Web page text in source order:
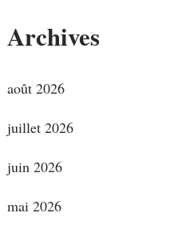
Archives
août 2026
juillet 2026
juin 2026
mai 2026